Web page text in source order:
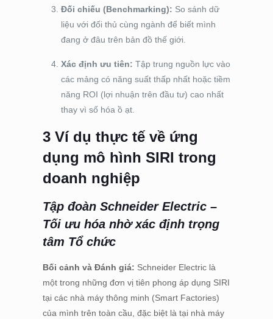
Đối chiếu (Benchmarking): So sánh dữ
liệu với đối thủ cùng ngành để biết mình
đang ở đâu trên bản đồ thế giới.
Xác định ưu tiên: Tập trung nguồn lực vào
các mảng có năng suất thấp nhất hoặc tiềm
năng ROI (lợi nhuận trên đầu tư) cao nhất
thay vì số hóa ồ ạt.
3 Ví dụ thực tế về ứng
dụng mô hình SIRI trong
doanh nghiệp
Tập đoàn Schneider Electric –
Tối ưu hóa nhờ xác định trọng
tâm Tổ chức
Bối cảnh và Đánh giá: Schneider Electric là
một trong những đơn vị tiên phong áp dụng SIRI
tại các nhà máy thông minh (Smart Factories)
của mình trên toàn cầu, đặc biệt là tại nhà máy